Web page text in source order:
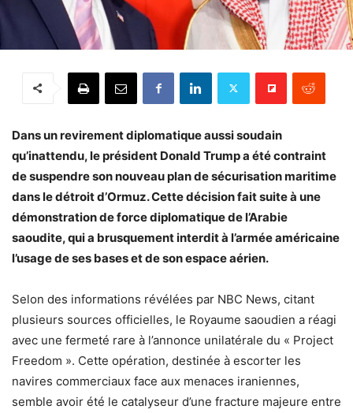
Dans un revirement diplomatique aussi soudain
qu’inattendu, le président Donald Trump a été contraint
de suspendre son nouveau plan de sécurisation maritime
dans le détroit d’Ormuz. Cette décision fait suite à une
démonstration de force diplomatique de l’Arabie
saoudite, qui a brusquement interdit à l’armée américaine
l’usage de ses bases et de son espace aérien.
Selon des informations révélées par NBC News, citant
plusieurs sources officielles, le Royaume saoudien a réagi
avec une fermeté rare à l’annonce unilatérale du « Project
Freedom ». Cette opération, destinée à escorter les
navires commerciaux face aux menaces iraniennes,
semble avoir été le catalyseur d’une fracture majeure entre